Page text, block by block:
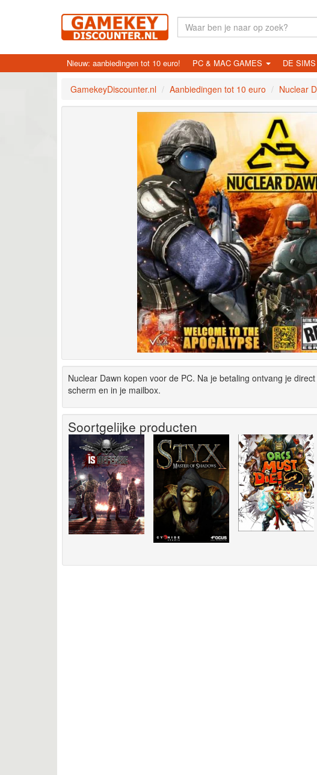
Nieuw: aanbiedingen tot 10 euro! PC & MAC GAMES DE SIMS
GamekeyDiscounter.nl Aanbiedingen tot 10 euro Nuclear
Nuclear Dawn kopen voor de PC. Na je betaling ontvang je
scherm en in je mailbox.
Soortgelijke producten